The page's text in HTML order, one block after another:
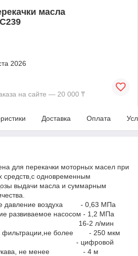
масла
2026
на сайте — 20 000 ₸
Доставка Оплата
для перекачки моторных масел при
средств,с одновременным
выдачи масла и суммарным
давление воздуха - 0,63 МПа
развиваемое насосом - 1,2 МПа
16-2 л/мин
фильтрации,не более - 250 мкм
- цифровой
рукава, не менее - 4 м